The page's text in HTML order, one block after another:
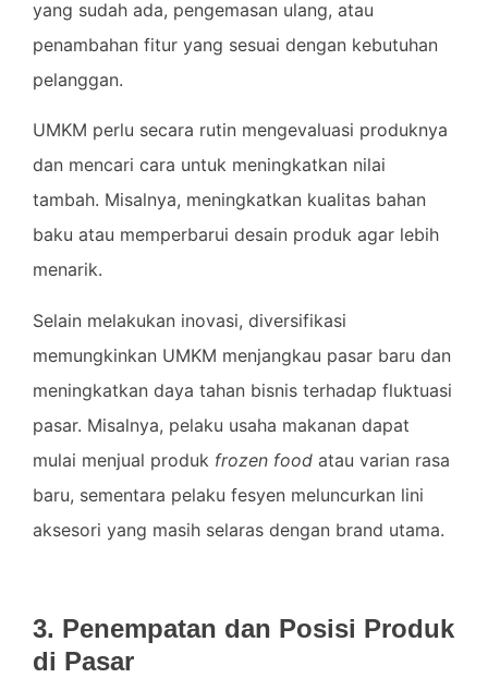
yang sudah ada, pengemasan ulang, atau
penambahan fitur yang sesuai dengan kebutuhan
pelanggan.
UMKM perlu secara rutin mengevaluasi produknya
dan mencari cara untuk meningkatkan nilai
tambah. Misalnya, meningkatkan kualitas bahan
baku atau memperbarui desain produk agar lebih
menarik.
Selain melakukan inovasi, diversifikasi
memungkinkan UMKM menjangkau pasar baru dan
meningkatkan daya tahan bisnis terhadap fluktuasi
pasar. Misalnya, pelaku usaha makanan dapat
mulai menjual produk frozen food atau varian rasa
baru, sementara pelaku fesyen meluncurkan lini
aksesori yang masih selaras dengan brand utama.
3. Penempatan dan Posisi Produk
di Pasar